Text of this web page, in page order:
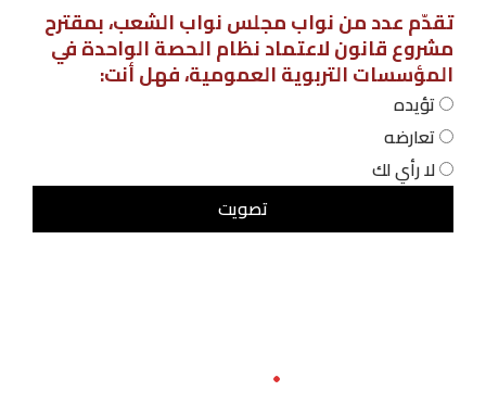
تقدّم عدد من نواب مجلس نواب الشعب، بمقترح
مشروع قانون لاعتماد نظام الحصة الواحدة في
المؤسسات التربوية العمومية، فهل أنت:
تؤيده
تعارضه
لا رأي لك